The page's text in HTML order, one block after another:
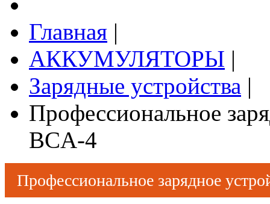
Главная |
АККУМУЛЯТОРЫ |
Зарядные устройства |
Профессиональное
BCA-4
Профессиональное зарядное
Touch